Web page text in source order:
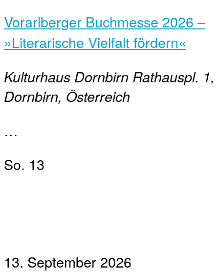
Vorarlberger Buchmesse 2026 –
»Literarische Vielfalt fördern«
Kulturhaus Dornbirn Rathauspl. 1,
Dornbirn, Österreich
…
So. 13
13. September 2026